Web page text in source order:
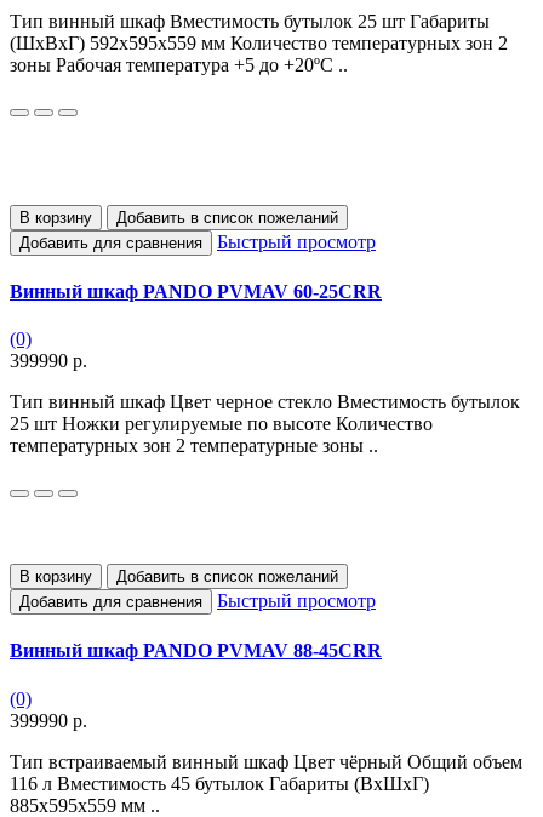
Тип винный шкаф Вместимость бутылок 25 шт Габариты
(ШхВхГ) 592x595x559 мм Количество температурных зон 2
зоны Рабочая температура +5 до +20ºC ..
В корзину
Добавить в список пожеланий
Добавить для сравнения
Быстрый просмотр
Винный шкаф PANDO PVMAV 60-25CRR
(0)
399990 р.
Тип винный шкаф Цвет черное стекло Вместимость бутылок
25 шт Ножки регулируемые по высоте Количество
температурных зон 2 температурные зоны ..
В корзину
Добавить в список пожеланий
Добавить для сравнения
Быстрый просмотр
Винный шкаф PANDO PVMAV 88-45CRR
(0)
399990 р.
Тип встраиваемый винный шкаф Цвет чёрный Общий объем
116 л Вместимость 45 бутылок Габариты (ВхШхГ)
885x595x559 мм ..